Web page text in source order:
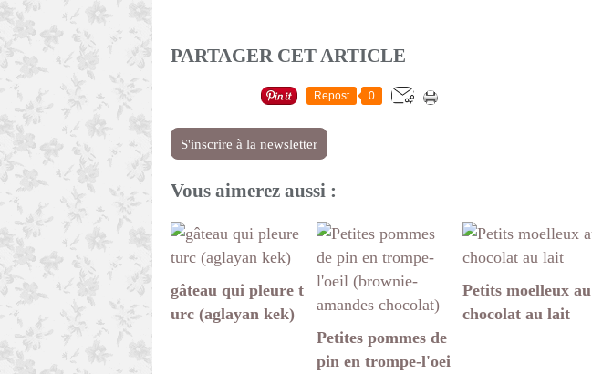
PARTAGER CET ARTICLE
Repost 0
S'inscrire à la newsletter
Vous aimerez aussi :
gâteau qui pleure t
urc (aglayan kek)
Petites pommes de
pin en trompe-l'oei
Petits moelleux au
chocolat au lait